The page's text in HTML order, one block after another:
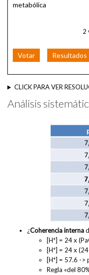
metabólica
2
Votar Resultados
CLICK PARA VER
Análisis
¿Coherencia interna
[H+] = 24 x
[H+] = 24 x
[H+] = 57.6 ->
Regla «del